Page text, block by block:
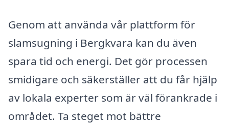
Genom att använda vår plattform för
slamsugning i Bergkvara kan du även
spara tid och energi. Det gör processen
smidigare och säkerställer att du får hjälp
av lokala experter som är väl förankrade i
området. Ta steget mot bättre